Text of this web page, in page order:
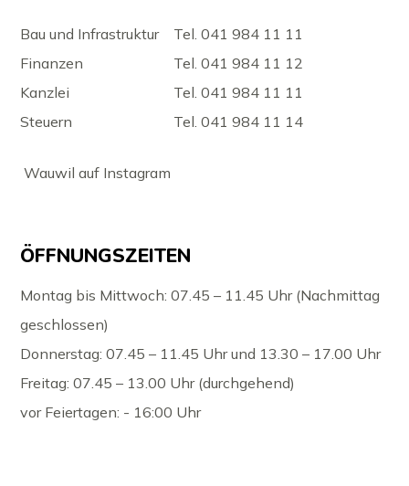
Bau und Infrastruktur
Tel. 041 984 11 11
Finanzen
Tel. 041 984 11 12
Kanzlei
Tel. 041 984 11 11
Steuern
Tel. 041 984 11 14
Wauwil auf Instagram
ÖFFNUNGSZEITEN
Montag bis Mittwoch: 07.45 – 11.45 Uhr (Nachmittag
geschlossen)
Donnerstag: 07.45 – 11.45 Uhr und 13.30 – 17.00 Uhr
Freitag: 07.45 – 13.00 Uhr (durchgehend)
vor Feiertagen: - 16:00 Uhr